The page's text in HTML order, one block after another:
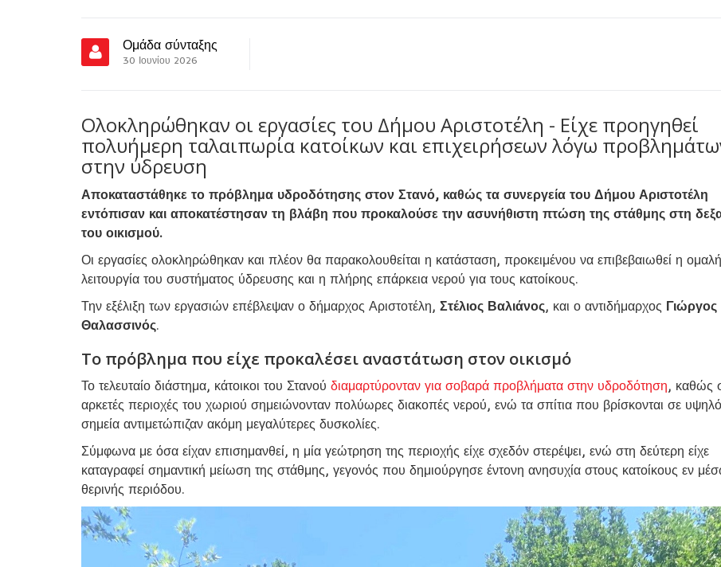
Ομάδα σύνταξης
30 Ιουνίου 2026
Ολοκληρώθηκαν οι εργασίες του Δήμου Αριστοτέλη - Είχε προηγηθεί
πολυήμερη ταλαιπωρία κατοίκων και επιχειρήσεων λόγω
στην ύδρευση
Αποκαταστάθηκε το πρόβλημα υδροδότησης στον Στανό, καθώς τα συνεργεία του Δήμου Αριστοτέλη
εντόπισαν και αποκατέστησαν τη βλάβη που προκαλούσε την ασυνήθιστη πτώση της στάθμης στη
του οικισμού.
Οι εργασίες ολοκληρώθηκαν και πλέον θα παρακολουθείται η κατάσταση, προκειμένου να επιβεβαιωθεί η ομαλή
λειτουργία του συστήματος ύδρευσης και η πλήρης επάρκεια νερού για τους κατοίκους.
Την εξέλιξη των εργασιών επέβλεψαν ο δήμαρχος Αριστοτέλη, Στέλιος Βαλιάνος, και ο αντιδήμαρχος Γιώργος
Θαλασσινός.
Το πρόβλημα που είχε προκαλέσει αναστάτωση στον οικισμό
Το τελευταίο διάστημα, κάτοικοι του Στανού διαμαρτύρονταν για σοβαρά προβλήματα στην υδροδότηση, καθώς
αρκετές περιοχές του χωριού σημειώνονταν πολύωρες διακοπές νερού, ενώ τα σπίτια που βρίσκονται σε
σημεία αντιμετώπιζαν ακόμη μεγαλύτερες δυσκολίες.
Σύμφωνα με όσα είχαν επισημανθεί, η μία γεώτρηση της περιοχής είχε σχεδόν στερέψει, ενώ στη δεύτερη είχε
καταγραφεί σημαντική μείωση της στάθμης, γεγονός που δημιούργησε έντονη ανησυχία στους κατοίκους εν
θερινής περιόδου.